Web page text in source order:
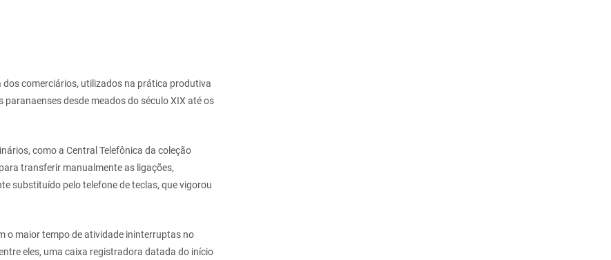
dos comerciários, utilizados na prática produtiva
desde meados do século XIX até os
como a Central Telefônica da coleção
transferir manualmente as ligações,
substituído pelo telefone de teclas, que vigorou
o maior tempo de atividade ininterruptas no
eles, uma caixa registradora datada do início